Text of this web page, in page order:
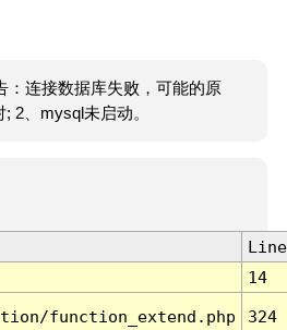
：连接数据库失败，可能的原
2、mysql未启动。
Line
14
function_extend.php 324